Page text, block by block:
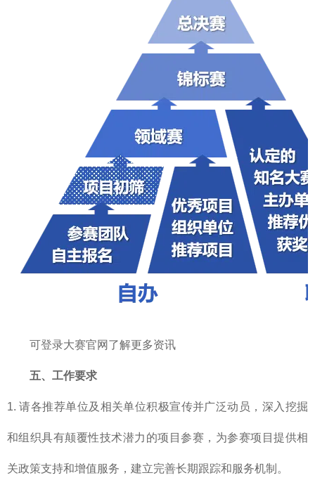
可登录大赛官网了解更多资讯
五、工作要求
1. 请各推荐单位及相关单位积极宣传并广泛动员，深入挖掘
和组织具有颠覆性技术潜力的项目参赛，为参赛项目提供相
关政策支持和增值服务，建立完善长期跟踪和服务机制。